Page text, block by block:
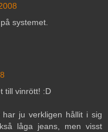
systemet.
till vinrött! :D
ju verkligen hållit i sig
låga jeans, men visst